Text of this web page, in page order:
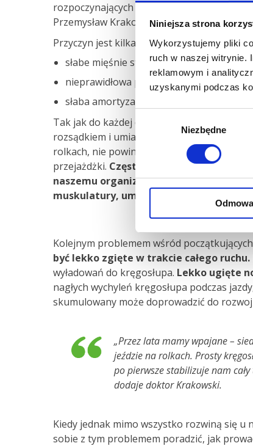
Niniejsza strona
Wykorzystujemy pliki
ruch w naszej witrynie.
reklamowym i
uzyskanymi podczas
Niezbędne
Odmowa
rozpoczynających swoją przygodę z
Przemysław Krakowski.
Przyczyn jest kilka, m.in.:
słabe mięśnie stabilizujące kręgosłup,
nieprawidłowa postawa podczas jazdy,
słaba amortyzacja kończyn dolnych w
Tak jak do każdej dyscypliny sportowej
rozsądkiem i umiarem. Jeżeli nigdy, bądź
rolkach, nie powinniśmy w pierwszym
przejażdżki. Częstsze pokonywanie
naszemu organizmowi na stopniowe
muskulatury, umożliwiającej stabilizację
Kolejnym problemem wśród
być lekko zgięte w trakcie całego ruchu.
wyładowań do kręgosłupa. Lekko ugięte
nagłych wychyleń kręgosłupa podczas
skumulowany może doprowadzić do
„Przez lata mamy wpajane –
jeździe na rolkach. Prosty
po pierwsze stabilizuje nam
dodaje doktor Krakowski.
Kiedy jednak mimo wszystko rozwiną się u
sobie z tym problemem poradzić, jak